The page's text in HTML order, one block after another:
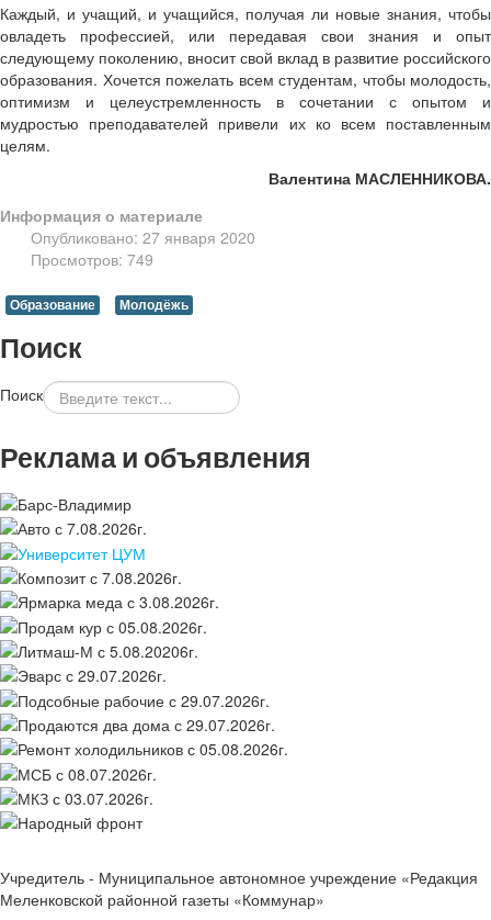
Каждый, и учащий, и учащийся, получая ли новые знания, чтобы
овладеть профессией, или передавая свои знания и опыт
следующему поколению, вносит свой вклад в развитие российского
образования. Хочется пожелать всем студентам, чтобы молодость,
оптимизм и целеустремленность в сочетании с опытом и
мудростью преподавателей привели их ко всем поставленным
целям.
Валентина МАСЛЕННИКОВА.
Информация о материале
Опубликовано: 27 января 2020
Просмотров: 749
Образование Молодёжь
Поиск
Поиск
Реклама и объявления
Учредитель - Муниципальное автономное учреждение «Редакция
Меленковской районной газеты «Коммунар»